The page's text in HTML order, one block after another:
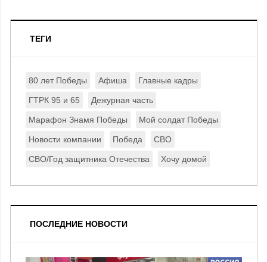
ТЕГИ
80 лет Победы Афиша Главные кадры
ГТРК 95 и 65 Дежурная часть
Марафон Знамя Победы Мой солдат Победы
Новости компании Победа СВО
СВО/Год защитника Отечества Хочу домой
ПОСЛЕДНИЕ НОВОСТИ